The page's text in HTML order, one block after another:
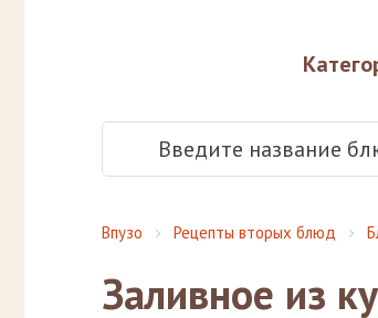
Впузо Рецепты вторых блюд
Заливное из